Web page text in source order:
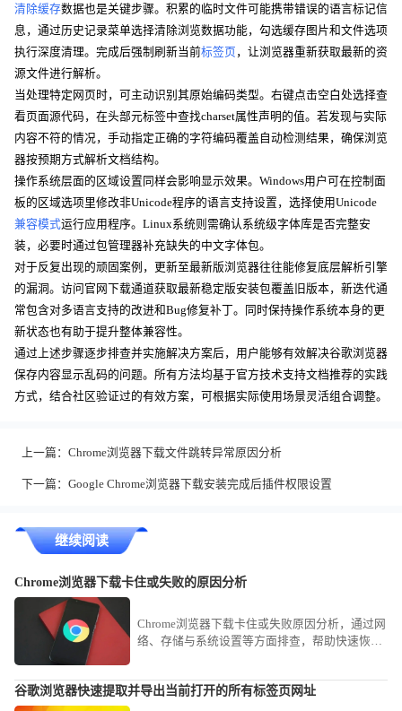
清除缓存数据也是关键步骤。积累的临时文件可能携带错误的语言标记信
息，通过历史记录菜单选择清除浏览数据功能，勾选缓存图片和文件选项
执行深度清理。完成后强制刷新当前标签页 ，让浏览器重新获取最新的资
源文件进行解析。
当处理特定网页时，可主动识别其原始编码类型。右键点击空白处选择查
看页面源代码，在头部元标签中查找charset属性声明的值。若发现与实际
内容不符的情况，手动指定正确的字符编码覆盖自动检测结果，确保浏览
器按预期方式解析文档结构。
操作系统层面的区域设置同样会影响显示效果。Windows用户可在控制面
板的区域选项里修改非Unicode程序的语言支持设置，选择使用Unicode
兼容模式运行应用程序。Linux系统则需确认系统级字体库是否完整安
装，必要时通过包管理器补充缺失的中文字体包。
对于反复出现的顽固案例，更新至最新版浏览器往往能修复底层解析引擎
的漏洞。访问官网下载通道获取最新稳定版安装包覆盖旧版本，新迭代通
常包含对多语言支持的改进和Bug修复补丁。同时保持操作系统本身的更
新状态也有助于提升整体兼容性。
通过上述步骤逐步排查并实施解决方案后，用户能够有效解决谷歌浏览器
保存内容显示乱码的问题。所有方法均基于官方技术支持文档推荐的实践
方式，结合社区验证过的有效方案，可根据实际使用场景灵活组合调整。
上一篇： Chrome浏览器下载文件跳转异常原因分析
下一篇： Google Chrome浏览器下载安装完成后插件权限设置
继续阅读
Chrome浏览器下载卡住或失败的原因分析
Chrome浏览器下载卡住或失败原因分析，通过网
络、存储与系统设置等方面排查，帮助快速恢复
谷歌浏览器快速提取并导出当前打开的所有标签页网址